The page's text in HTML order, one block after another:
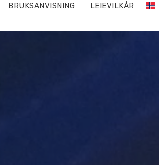
BRUKSANVISNING LEIEVILKÅR